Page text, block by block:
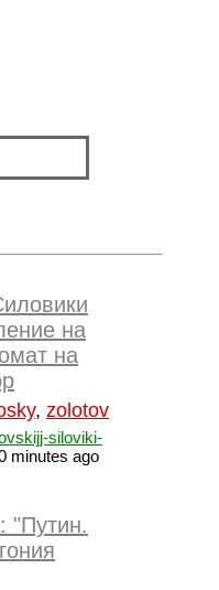
на
на
, zolotov
siloviki-
minutes ago
"Путин.